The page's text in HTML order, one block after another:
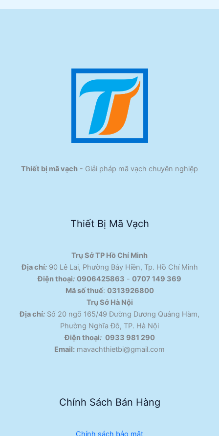
Thiết bị mã vạch - Giải pháp mã vạch chuyên nghiệp
Thiết Bị Mã Vạch
Trụ Sở TP Hồ Chí Minh
Địa chỉ:90 Lê Lai, Phường Bảy Hiền, Tp. Hồ Chí Minh
Điện thoại: 0906425863 - 0707 149 369
Mã số thuế: 0313926800
Trụ Sở Hà Nội
Địa chỉ: Số 20 ngõ 165/49 Đường Dương Quảng Hàm,
Phường Nghĩa Đô, TP. Hà Nội
Điện thoại: 0933 981 290
Email: mavachthietbi@gmail.com
Chính Sách Bán Hàng
Chính sách bảo mật